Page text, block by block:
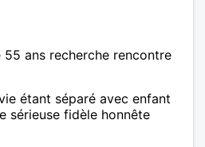
ans recherche rencontre
étant séparé avec enfant
sérieuse fidèle honnête